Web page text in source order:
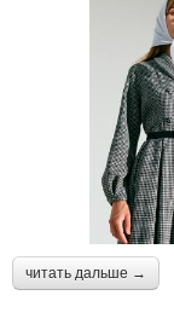
читать дальше →